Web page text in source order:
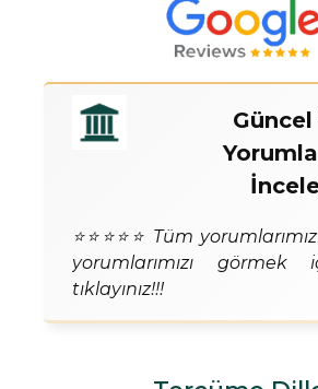
⭐⭐⭐⭐⭐ Tüm
yorumlarımızı
tıklayınız!!!